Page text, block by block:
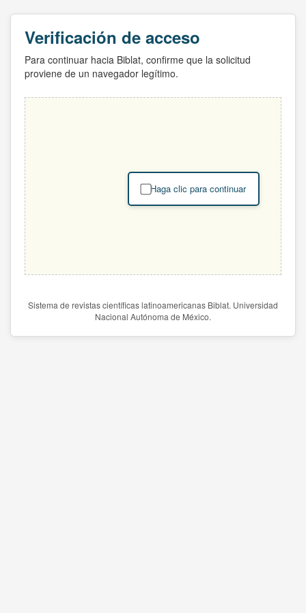
Verificación de acceso
Para continuar hacia Biblat, confirme que la solicitud
proviene de un navegador legítimo.
Haga clic para continuar
Sistema de revistas científicas latinoamericanas Biblat. Universidad
Nacional Autónoma de México.